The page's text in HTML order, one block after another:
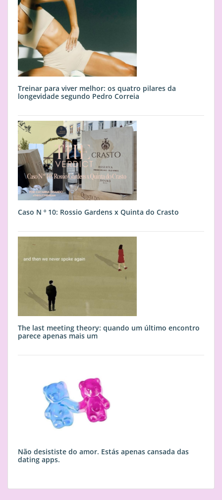
Treinar para viver melhor: os quatro pilares da
longevidade segundo Pedro Correia
Caso N º 10: Rossio Gardens x Quinta do Crasto
The last meeting theory: quando um último encontro
parece apenas mais um
Não desististe do amor. Estás apenas cansada das
dating apps.